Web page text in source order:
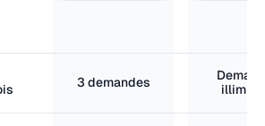
3 demandes